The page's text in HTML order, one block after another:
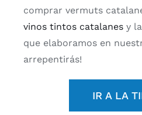
comprar vermuts
vinos tintos catalanesy
que elaboramos en
arrepentirás!
IR A LA